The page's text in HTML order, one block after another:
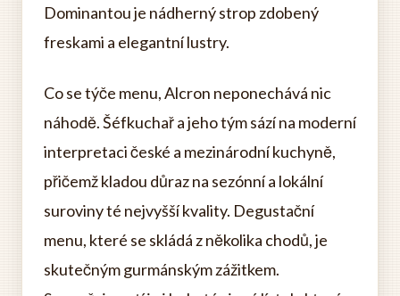
Dominantou je nádherný strop zdobený
freskami a elegantní lustry.
Co se týče menu, Alcron neponechává nic
náhodě. Šéfkuchař a jeho tým sází na moderní
interpretaci české a mezinárodní kuchyně,
přičemž kladou důraz na sezónní a lokální
suroviny té nejvyšší kvality. Degustační
menu, které se skládá z několika chodů, je
skutečným gurmánským zážitkem.